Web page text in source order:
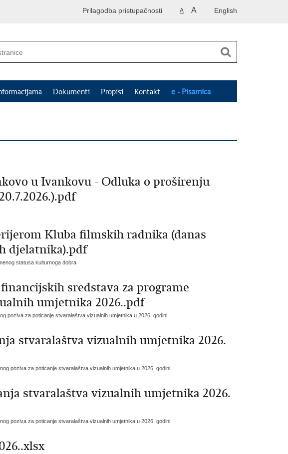
English
A A
Prilagodba pristupačnosti
Dokumenti Propisi Kontakt e - Pisarnica
u Ivankovu - Odluka o proširenju
Kluba filmskih radnika (danas
djelatnika).pdf
statusa kulturnoga dobra
sredstava za programe
umjetnika 2026..pdf
poziva za poticanje stvaralaštva vizualnih umjetnika u 2026. godini
stvaralaštva vizualnih umjetnika 2026.
poziva za poticanje stvaralaštva vizualnih umjetnika u 2026. godini
stvaralaštva vizualnih umjetnika 2026.
poziva za poticanje stvaralaštva vizualnih umjetnika u 2026. godini